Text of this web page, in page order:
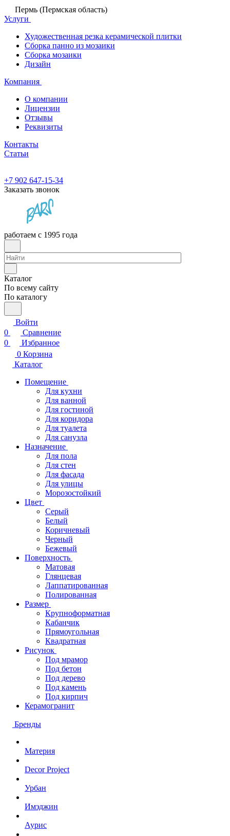
Пермь (Пермская область)
Услуги
Художественная резка керамической плитки
Сборка панно из мозаики
Сборка мозаики
Дизайн
Компания
О компании
Лицензии
Отзывы
Реквизиты
Контакты
Статьи
+7 902 647-15-34
Заказать звонок
работаем с 1995 года
Каталог
По всему сайту
По каталогу
Войти
0
Сравнение
0
Избранное
0 Корзина
Каталог
Помещение
Для кухни
Для ванной
Для гостиной
Для коридора
Для туалета
Для санузла
Назначение
Для пола
Для стен
Для фасада
Для улицы
Морозостойкий
Цвет
Серый
Белый
Коричневый
Черный
Бежевый
Поверхность
Матовая
Глянцевая
Лаппатированная
Полированная
Размер
Крупноформатная
Кабанчик
Прямоугольная
Квадратная
Рисунок
Под мрамор
Под бетон
Под дерево
Под камень
Под кирпич
Керамогранит
Бренды
Материя
Decor Project
Урбан
Имэджин
Аурис